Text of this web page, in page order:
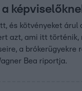
és kötvényeket
azt, ami itt
a brókerügyekre
Bea riportja.